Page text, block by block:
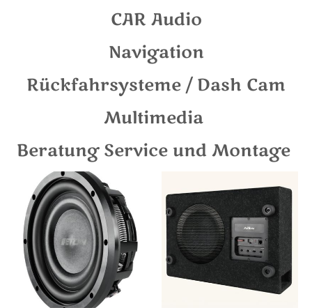
CAR Audio
Navigation
Rückfahrsysteme / Dash Cam
Multimedia
Beratung Service und Montage